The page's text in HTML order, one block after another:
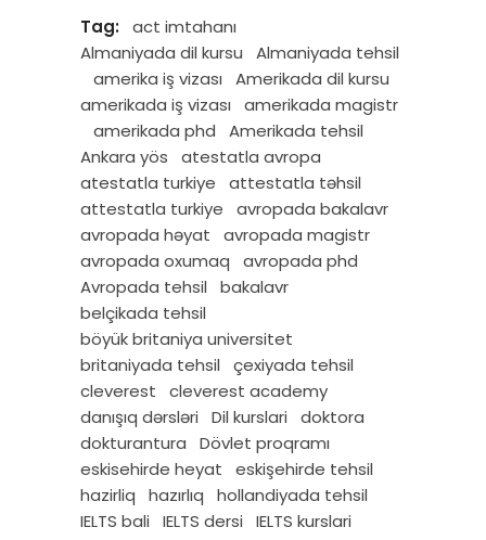
Tag:
act imtahanı
Almaniyada dil kursu
Almaniyada tehsil
amerika iş vizası
Amerikada dil kursu
amerikada iş vizası
amerikada magistr
amerikada phd
Amerikada tehsil
Ankara yös
atestatla avropa
atestatla turkiye
attestatla təhsil
attestatla turkiye
avropada bakalavr
avropada həyat
avropada magistr
avropada oxumaq
avropada phd
Avropada tehsil
bakalavr
belçikada tehsil
böyük britaniya universitet
britaniyada tehsil
çexiyada tehsil
cleverest
cleverest academy
danışıq dərsləri
Dil kurslari
doktora
dokturantura
Dövlet proqramı
eskisehirde heyat
eskişehirde tehsil
hazirliq
hazırlıq
hollandiyada tehsil
IELTS bali
IELTS dersi
IELTS kurslari